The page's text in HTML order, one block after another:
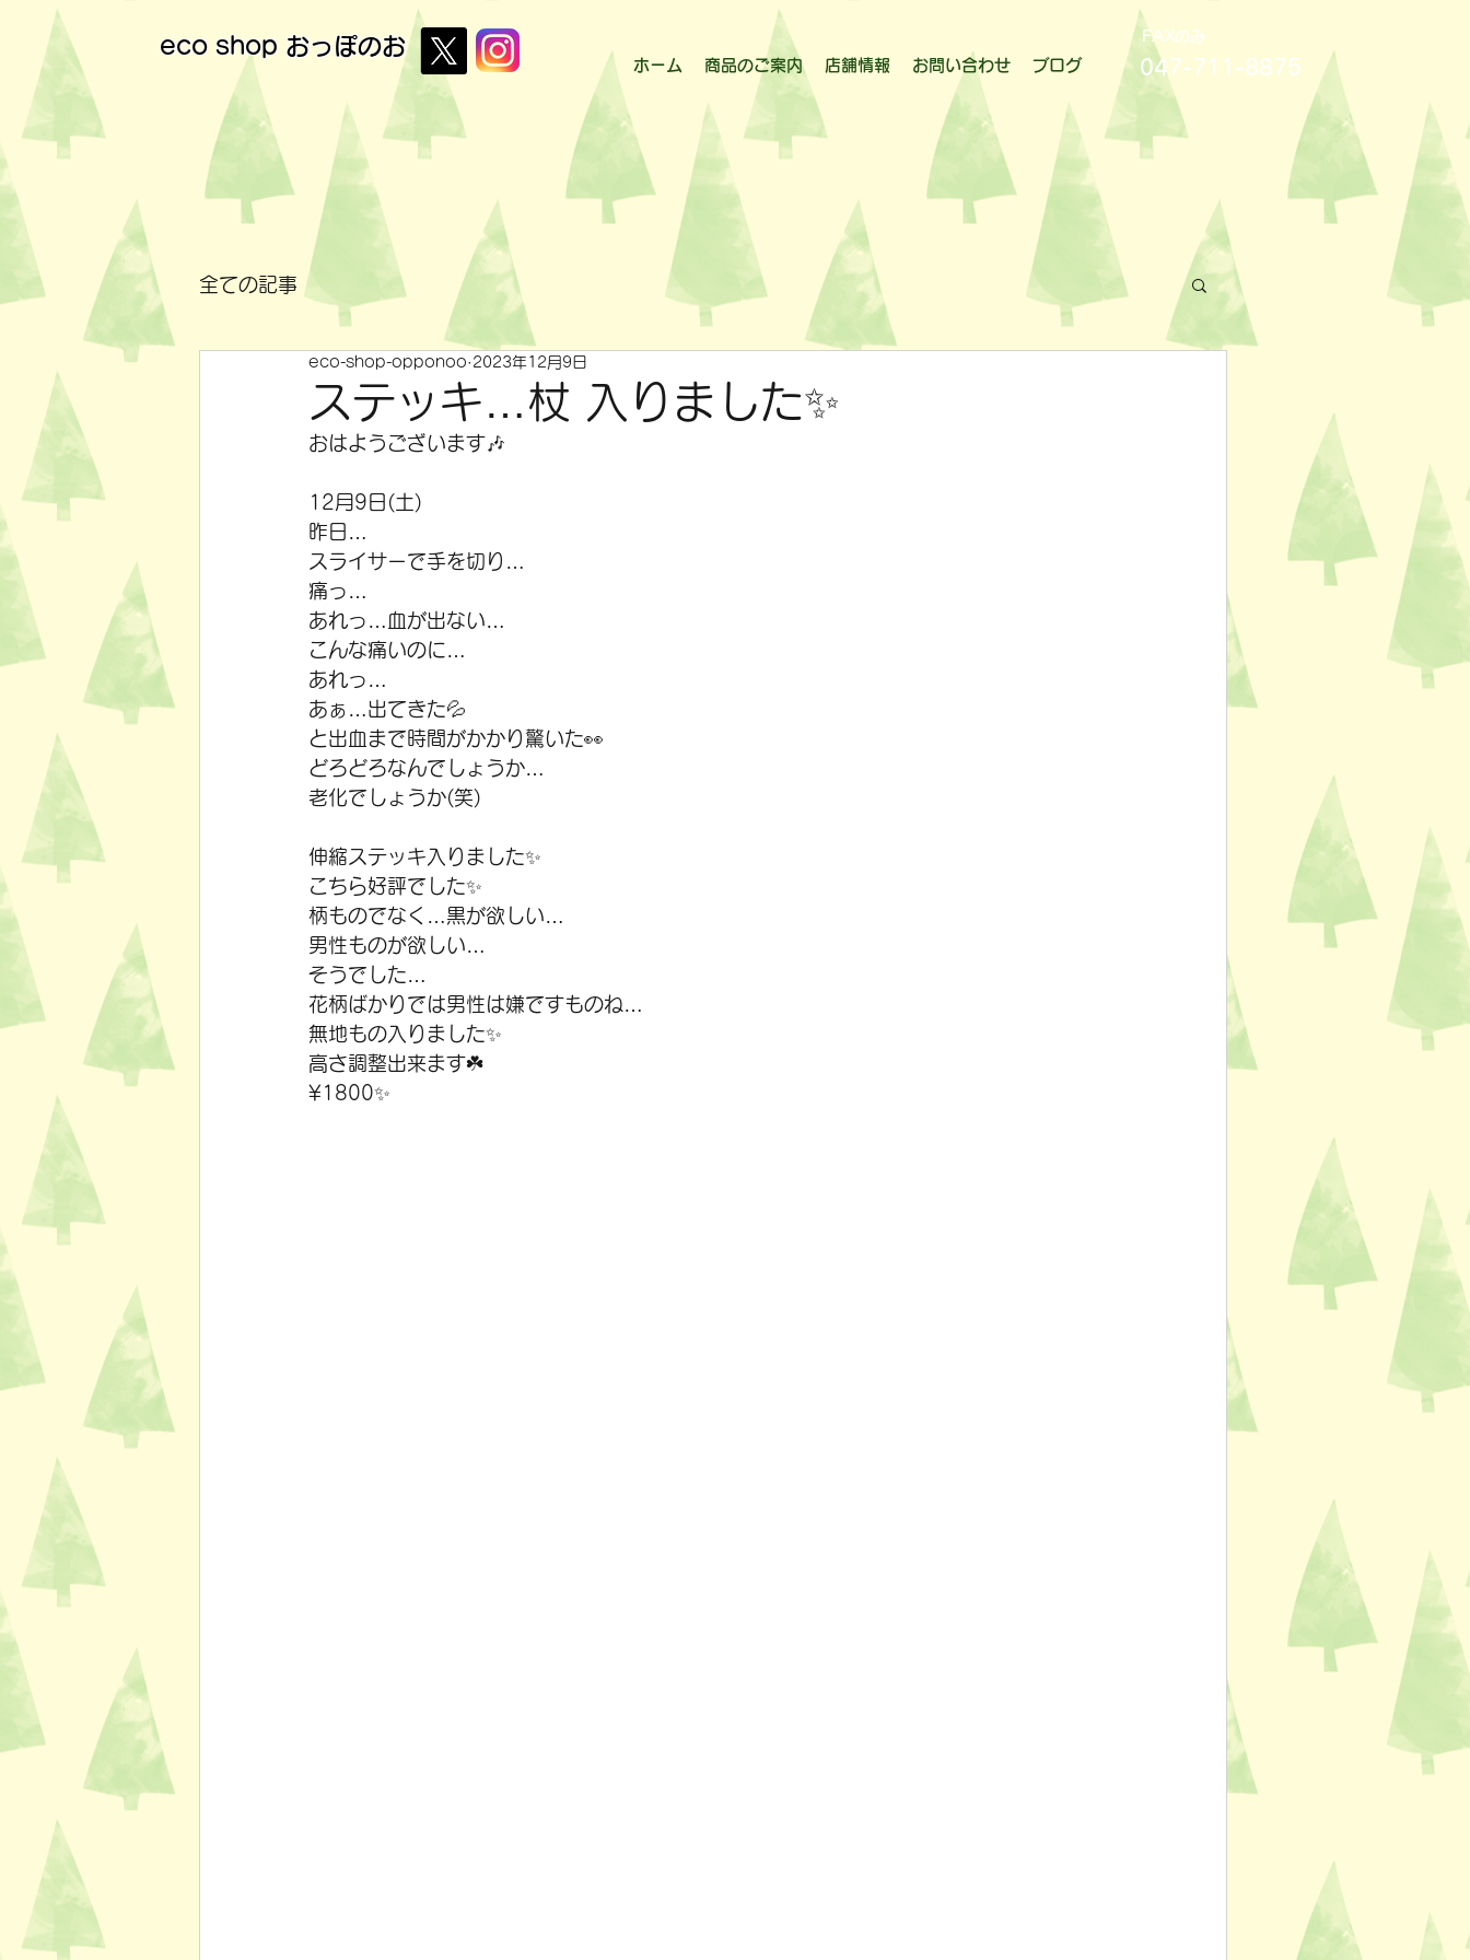
eco shop おっぽのお
ホーム 商品のご案内 店舗情報 お問い合わせ ブログ 047-711-8875
FAXのみ
全ての記事
ステッキ…杖 入りました✨
eco-shop-opponoo 2023年12月9日
おはようございます🎶
12月9日(土)
昨日…
スライサーで手を切り…
痛っ…
あれっ…血が出ない…
こんな痛いのに…
あれっ…
あぁ…出てきた💦
と出血まで時間がかかり驚いた👀
どろどろなんでしょうか…
老化でしょうか(笑)
伸縮ステッキ入りました✨
こちら好評でした✨
柄ものでなく…黒が欲しい…
男性ものが欲しい…
そうでした…
花柄ばかりでは男性は嫌ですものね…
無地もの入りました✨
高さ調整出来ます☘️
¥1800✨